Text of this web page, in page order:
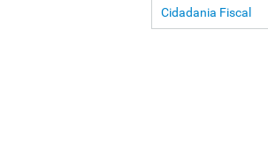
Cidadania Fiscal